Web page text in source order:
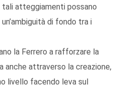
atteggiamenti possano
di fondo tra i
la Ferrero a rafforzare la
anche attraverso la creazione,
livello facendo leva sul